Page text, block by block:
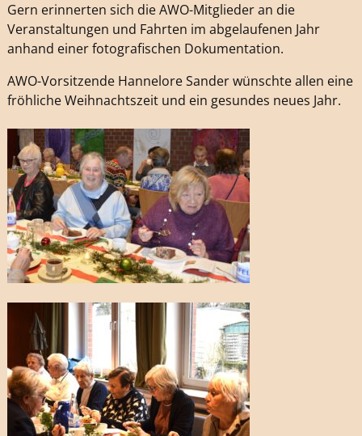
Gern erinnerten sich die AWO-Mitglieder an die
Veranstaltungen und Fahrten im abgelaufenen Jahr
anhand einer fotografischen Dokumentation.
AWO-Vorsitzende Hannelore Sander wünschte allen eine
fröhliche Weihnachtszeit und ein gesundes neues Jahr.